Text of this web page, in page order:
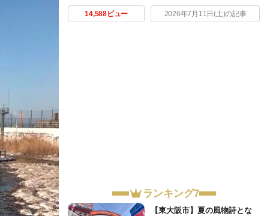
14,588ビュー 2026年7月11日(土)の記事
ランキング7
【東大阪市】夏の風物詩とな